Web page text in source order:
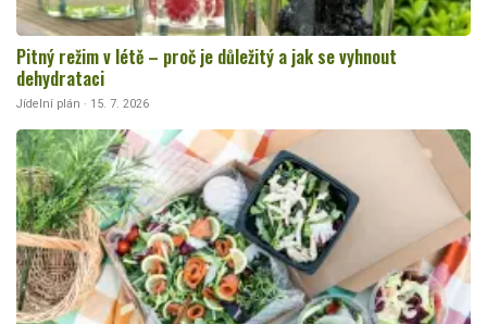
Pitný režim v létě – proč je důležitý a jak se vyhnout
dehydrataci
Jídelní plán · 15. 7. 2026